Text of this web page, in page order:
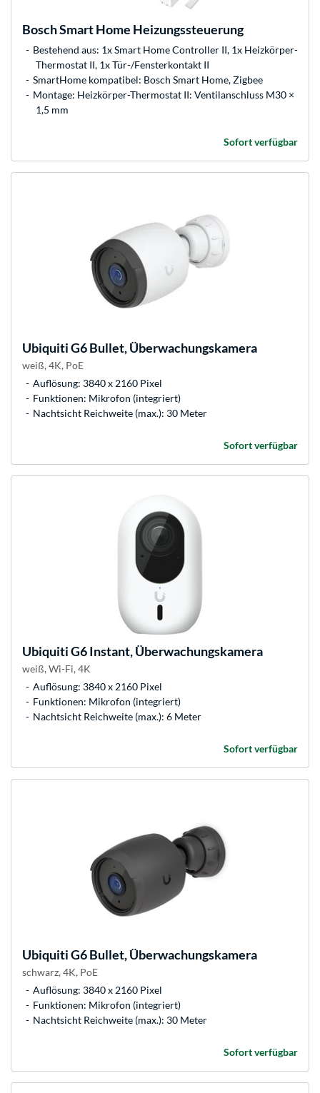
BoschSmart Home Heizungssteuerung
Bestehend aus: 1x Smart Home Controller II, 1x Heizkörper-
Thermostat II, 1x Tür-/Fensterkontakt II
SmartHome kompatibel: Bosch Smart Home, Zigbee
Montage: Heizkörper-Thermostat II: Ventilanschluss M30 ×
1,5 mm
Sofort verfügbar
UbiquitiG6 Bullet, Überwachungskamera
weiß, 4K, PoE
Auflösung: 3840 x 2160 Pixel
Funktionen: Mikrofon (integriert)
Nachtsicht Reichweite (max.): 30 Meter
Sofort verfügbar
UbiquitiG6 Instant, Überwachungskamera
weiß, Wi-Fi, 4K
Auflösung: 3840 x 2160 Pixel
Funktionen: Mikrofon (integriert)
Nachtsicht Reichweite (max.): 6 Meter
Sofort verfügbar
UbiquitiG6 Bullet, Überwachungskamera
schwarz, 4K, PoE
Auflösung: 3840 x 2160 Pixel
Funktionen: Mikrofon (integriert)
Nachtsicht Reichweite (max.): 30 Meter
Sofort verfügbar